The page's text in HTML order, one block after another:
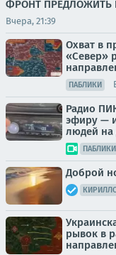
ФРОНТ ПРЕДЛОЖИТЬ
Вчера, 21:39
Охват в
«Север»
ПАБЛИКИ
Радио
эфиру —
людей на
ПАБЛИКИ
Доброй
рывок в